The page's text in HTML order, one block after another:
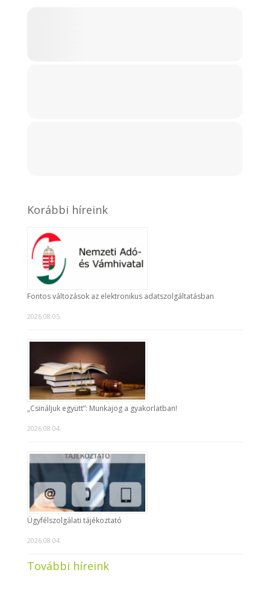
Korábbi híreink
Fontos változások az elektronikus adatszolgáltatásban
2026.08.05.
„Csináljuk együtt”: Munkajog a gyakorlatban!
2026.08.04.
Ügyfélszolgálati tájékoztató
2026.08.04.
További híreink